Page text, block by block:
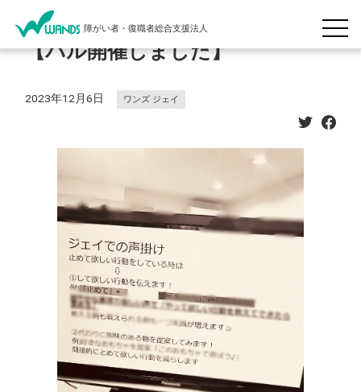
障がい者・復職者総合支援法人
【パル開催しました】
2023年12月6日 ワンズ ジェイ